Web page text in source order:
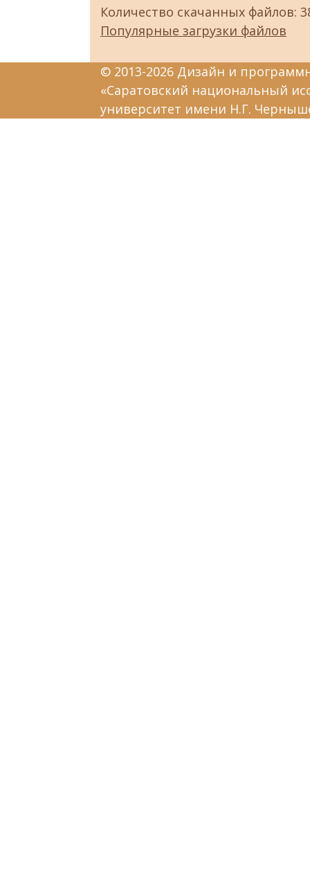
Количество скачанных файлов:
Популярные загрузки файлов
© 2013-2026 Дизайн и
«Саратовский национальный
университет имени Н.Г.